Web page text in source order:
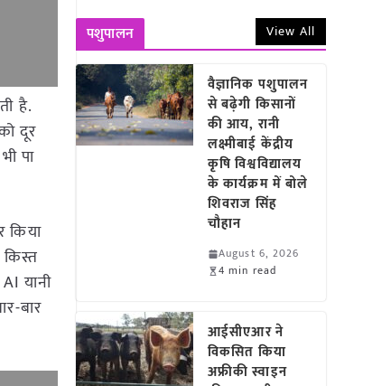
है.
दूर
पा
किया
यानी
बार
पशुपालन View All
वैज्ञानिक पशुपालन
से बढ़ेगी किसानों
की आय, रानी
लक्ष्मीबाई केंद्रीय
कृषि विश्वविद्यालय
के कार्यक्रम में बोले
शिवराज सिंह
चौहान
August 6, 2026
4 min read
आईसीएआर ने
विकसित किया
अफ्रीकी स्वाइन